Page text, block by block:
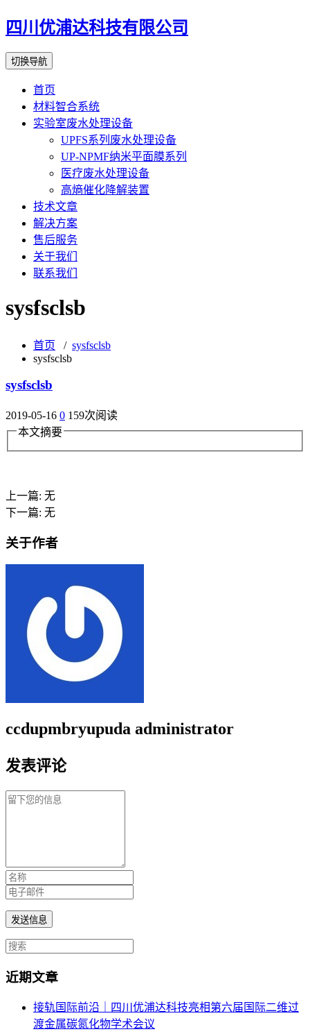
四川优浦达科技有限公司
切换导航
首页
材料智合系统
实验室废水处理设备
UPFS系列废水处理设备
UP-NPMF纳米平面膜系列
医疗废水处理设备
高熵催化降解装置
技术文章
解决方案
售后服务
关于我们
联系我们
sysfsclsb
首页 / sysfsclsb
sysfsclsb
sysfsclsb
2019-05-16 0 159次阅读
本文摘要
上一篇: 无
下一篇: 无
关于作者
ccdupmbryupuda administrator
发表评论
近期文章
接轨国际前沿｜四川优浦达科技亮相第六届国际二维过
渡金属碳氮化物学术会议